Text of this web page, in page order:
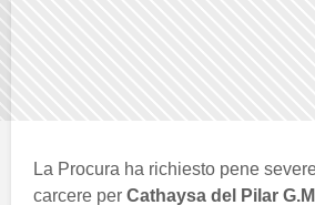
La Procura ha richiesto pene
carcere per Cathaysa del Pilar